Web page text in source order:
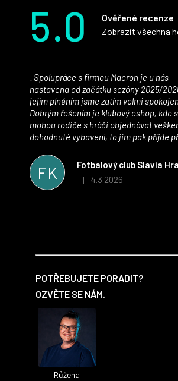
5.0
Ověřené recenze
Zobrazit všechna
FK
Fotbalový club Slavia
Hodnocení obchodu je 5 z
| 4.3.2026
nastavena od začátku sezóny 2025/
jejím plněním jsme zatím velmi
Dobrým řešením je klubový eshop, kde
mohou rodiče s hráči objednávat
dohodnuté vybavení, to jim pak přijde
oblečením jsme spokojeni, stejně tak s
komunikací a snahou řešit všechny
velmi rychle a ke spokojenosti obou
POTŘEBUJETE PORADIT?
OZVĚTE SE NÁM.
Růžena